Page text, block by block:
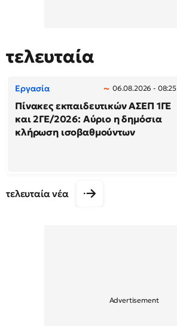
τελευταία
Εργασία 06.08.2026 - 08:25
Πίνακες εκπαιδευτικών ΑΣΕΠ 1ΓΕ
και 2ΓΕ/2026: Αύριο η δημόσια
κλήρωση ισοβαθμούντων
τελευταία νέα